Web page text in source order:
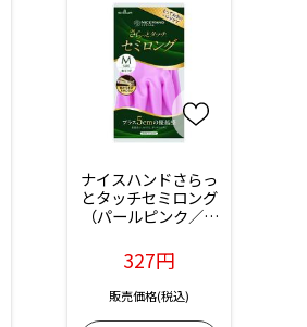
ナイスハンドさらっ
とタッチセミロング
（パールピンク／M
327円
販売価格(税込)